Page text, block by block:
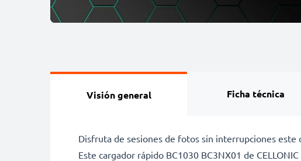
Visión general Ficha técnica
Disfruta de sesiones de fotos sin interrupciones este
Este cargador rápido BC1030 BC3NX01 de